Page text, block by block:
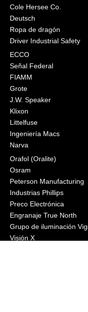
Cole Hersee Co.
Deutsch
Ropa de dragón
Driver Industrial Safety
ECCO
Señal Federal
FIAMM
Grote
J.W. Speaker
Klixon
Littelfuse
Ingeniería Macs
Narva
Orafol (Oralite)
Osram
Peterson Manufacturing
Industrias Phillips
Preco Electrónica
Engranaje True North
Grupo de iluminación
Visión X